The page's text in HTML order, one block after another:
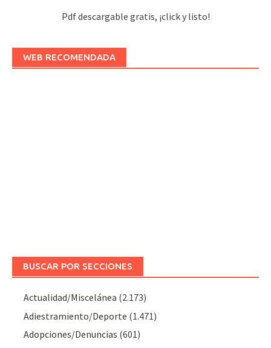
Pdf descargable gratis, ¡click y listo!
WEB RECOMENDADA
BUSCAR POR SECCIONES
Actualidad/Miscelánea (2.173)
Adiestramiento/Deporte (1.471)
Adopciones/Denuncias (601)